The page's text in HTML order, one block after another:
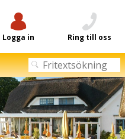
Logga in Ring till oss